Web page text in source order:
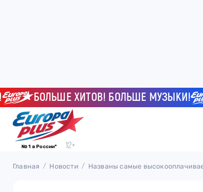
БОЛЬШЕ ХИТОВ! БОЛЬШЕ МУЗЫКИ!
№ 1 в России*
Главная Новости Названы самые